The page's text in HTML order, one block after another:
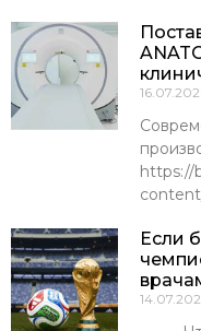
https://
Если